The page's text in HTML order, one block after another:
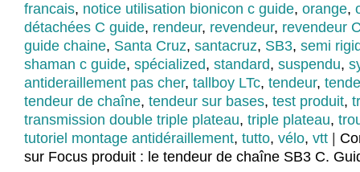
francais, notice utilisation bionicon c guide, orange,
détachées C guide, rendeur, revendeur, revendeur
guide chaine, Santa Cruz, santacruz, SB3, semi
shaman c guide, spécialized, standard, suspendu,
antideraillement pas cher, tallboy LTc, tendeur,
tendeur de chaîne, tendeur sur bases, test produit,
transmission double triple plateau, triple plateau,
tutoriel montage antidéraillement, tutto, vélo, vtt
sur Focus produit : le tendeur de chaîne SB3 C.